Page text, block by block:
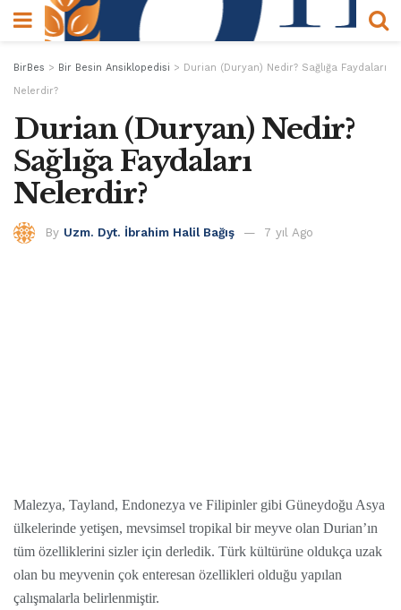
BirBes > Bir Besin Ansiklopedisi > Durian (Duryan) Nedir? Sağlığa Faydaları
Nelerdir?
Durian (Duryan) Nedir?
Sağlığa Faydaları
Nelerdir?
By Uzm. Dyt. İbrahim Halil Bağış 7 yıl Ago
Malezya, Tayland, Endonezya ve Filipinler gibi Güneydoğu Asya
ülkelerinde yetişen, mevsimsel tropikal bir meyve olan Durian’ın
tüm özelliklerini sizler için derledik. Türk kültürüne oldukça uzak
olan bu meyvenin çok enteresan özellikleri olduğu yapılan
çalışmalarla belirlenmiştir.